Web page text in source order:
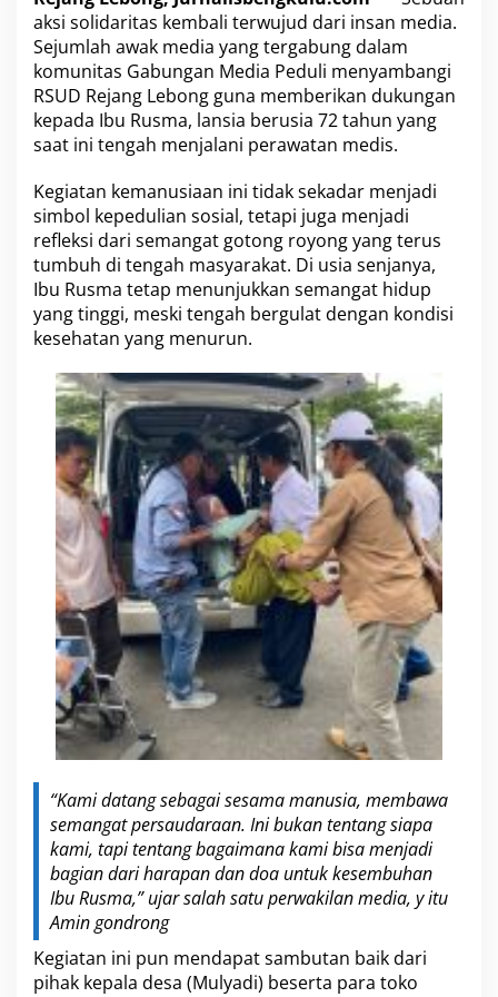
n
s
i
a
7
2
T
h
u
n
y
a
n
g
S
a
n
g
M
e
n
j
a
l
a
n
i
P
g
t
n
d
i
R
S
U
e
j
aksi solidaritas kembali terwujud dari insan media.
Sejumlah awak media yang tergabung dalam
komunitas Gabungan Media Peduli menyambangi
RSUD Rejang Lebong guna memberikan dukungan
kepada Ibu Rusma, lansia berusia 72 tahun yang
saat ini tengah menjalani perawatan medis.
Kegiatan kemanusiaan ini tidak sekadar menjadi
simbol kepedulian sosial, tetapi juga menjadi
refleksi dari semangat gotong royong yang terus
tumbuh di tengah masyarakat. Di usia senjanya,
Ibu Rusma tetap menunjukkan semangat hidup
yang tinggi, meski tengah bergulat dengan kondisi
kesehatan yang menurun.
“Kami datang sebagai sesama manusia, membawa
semangat persaudaraan. Ini bukan tentang siapa
kami, tapi tentang bagaimana kami bisa menjadi
bagian dari harapan dan doa untuk kesembuhan
Ibu Rusma,” ujar salah satu perwakilan media, y itu
Amin gondrong
Kegiatan ini pun mendapat sambutan baik dari
pihak kepala desa (Mulyadi) beserta para toko